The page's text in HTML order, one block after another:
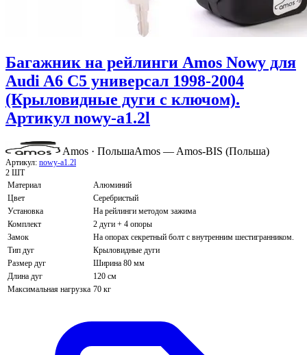
Багажник на рейлинги Amos Nowy для
Audi A6 C5 универсал 1998-2004
(Крыловидные дуги с ключом).
Артикул nowy-a1.2l
Amos · ПольшаAmos — Amos-BIS (Польша)
Артикул: nowy-a1.2l
2 ШТ
Материал
Алюминий
Цвет
Серебристый
Установка
На рейлинги методом зажима
Комплект
2 дуги + 4 опоры
Замок
На опорах секретный болт с внутренним шестигранником.
Тип дуг
Крыловидные дуги
Размер дуг
Ширина 80 мм
Длина дуг
120 см
Максимальная нагрузка 70 кг